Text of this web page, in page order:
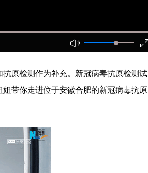
原检测作为补充。新冠病毒抗原检测试
带你走进位于安徽合肥的新冠病毒抗原